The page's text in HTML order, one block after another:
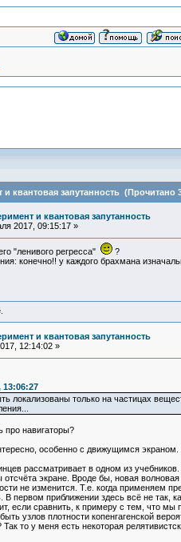
квантовая запутанность (Прочитано
и квантовая запутанность
2017, 09:15:17 »
"ленивого регресса"
?
конечно!! у каждого брахмана
и квантовая запутанность
12:14:02 »
13:06:27
локализованы только на частицах
про навигаторы?
особенно с движущимся экраном.
рассматривает в одном из
отсчёта экране. Вроде бы, новая
не изменится. Т.е. когда применяем
первом приближении здесь всё не так,
если сравнить, к примеру с тем, что
узлов плотности копенгагенской
Так то у меня есть некоторая